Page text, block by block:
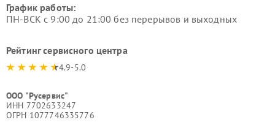
График работы:
ПН-ВСК с 9:00 до 21:00 без перерывов и выходных
Рейтинг сервисного центра
4.9-5.0
ООО "Русервис"
ИНН 7702633247
ОГРН 1077746335776